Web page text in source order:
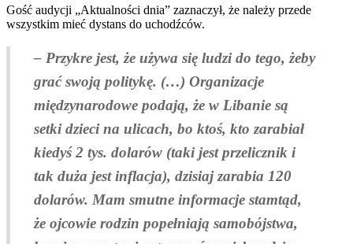
Gość audycji „Aktualności dnia” zaznaczył, że należy przede
wszystkim mieć dystans do uchodźców.
– Przykre jest, że używa się ludzi do tego, żeby
grać swoją politykę. (…) Organizacje
międzynarodowe podają, że w Libanie są
setki dzieci na ulicach, bo ktoś, kto zarabiał
kiedyś 2 tys. dolarów (taki jest przelicznik i
tak duża jest inflacja), dzisiaj zarabia 120
dolarów. Mam smutne informacje stamtąd,
że ojcowie rodzin popełniają samobójstwa,